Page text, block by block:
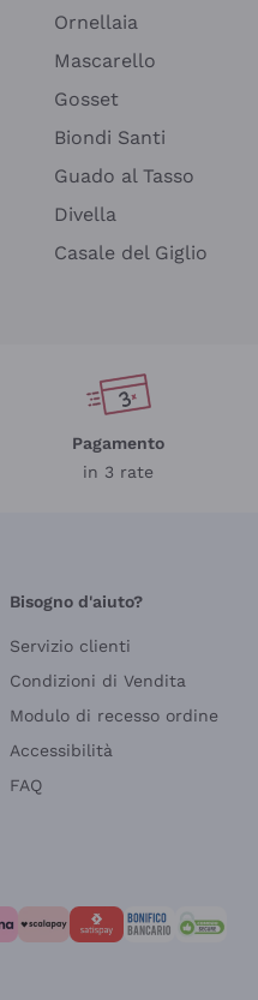
Ornellaia
Mascarello
Gosset
Biondi Santi
Guado al Tasso
Divella
Casale del Giglio
Pagamento
in 3 rate
Bisogno d'aiuto?
Servizio clienti
Condizioni di Vendita
Modulo di recesso ordine
Accessibilità
FAQ